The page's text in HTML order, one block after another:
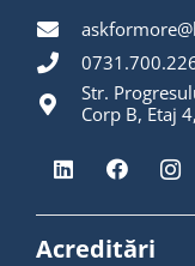
Str.
Corp B, Etaj
Acreditări